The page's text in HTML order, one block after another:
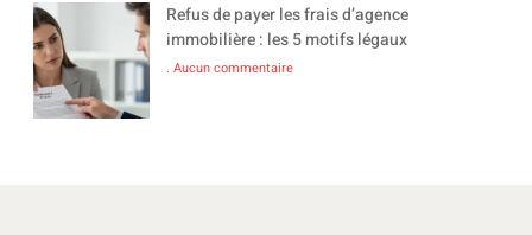
Refus de payer les frais d’agence
immobilière : les 5 motifs légaux
Aucun commentaire